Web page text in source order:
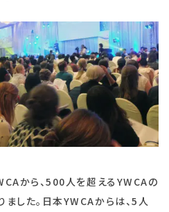
から、500人を超えるYWCAの
した。日本YWCAからは、5人